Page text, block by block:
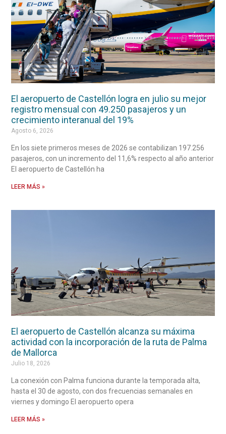
El aeropuerto de Castellón logra en julio su mejor
registro mensual con 49.250 pasajeros y un
crecimiento interanual del 19%
Agosto 6, 2026
En los siete primeros meses de 2026 se contabilizan 197.256
pasajeros, con un incremento del 11,6% respecto al año anterior
El aeropuerto de Castellón ha
LEER MÁS »
El aeropuerto de Castellón alcanza su máxima
actividad con la incorporación de la ruta de Palma
de Mallorca
Julio 18, 2026
La conexión con Palma funciona durante la temporada alta,
hasta el 30 de agosto, con dos frecuencias semanales en
viernes y domingo El aeropuerto opera
LEER MÁS »